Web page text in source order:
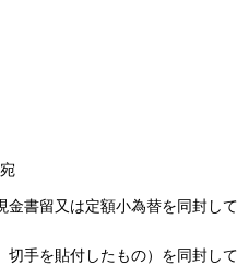
金書留又は定額小為替を同封して
切手を貼付したもの）を同封して